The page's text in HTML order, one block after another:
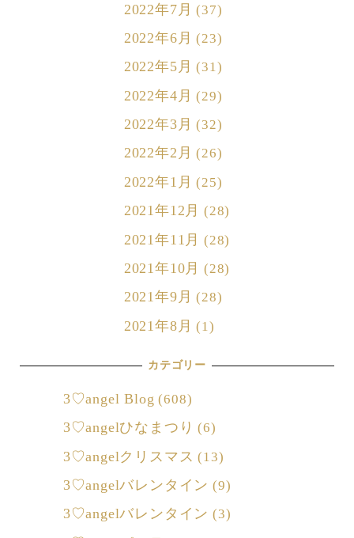
2022年7月 (37)
2022年6月 (23)
2022年5月 (31)
2022年4月 (29)
2022年3月 (32)
2022年2月 (26)
2022年1月 (25)
2021年12月 (28)
2021年11月 (28)
2021年10月 (28)
2021年9月 (28)
2021年8月 (1)
カテゴリー
3♡angel Blog (608)
3♡angelひなまつり (6)
3♡angelクリスマス (13)
3♡angelバレンタイン (9)
3♡angelバレンタイン (3)